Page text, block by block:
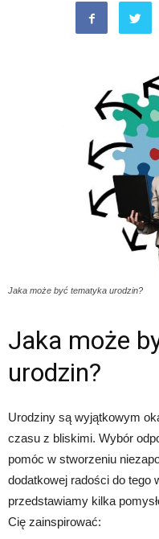
Jaka może być tematyka urodzin?
Jaka może
urodzin?
Urodziny są wyjątkowym
czasu z bliskimi. Wybór
pomóc w stworzeniu
dodatkowej radości do tego
przedstawiamy kilka
Cię zainspirować: